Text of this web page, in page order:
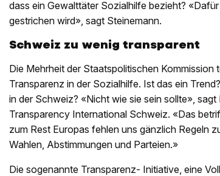
dass ein Gewalttäter Sozialhilfe bezieht?
gestrichen wird», sagt Steinemann.
Schweiz zu wenig transparent
Die Mehrheit der Staatspolitischen Kommission
Transparenz in der Sozialhilfe. Ist das ein
in der Schweiz? «Nicht wie sie sein sollte»,
Transparency International Schweiz. «Das
zum Rest Europas fehlen uns gänzlich ­Regeln
Wahlen, Abstimmungen und Parteien.»
Die sogenannte Transparenz- Initiative, eine